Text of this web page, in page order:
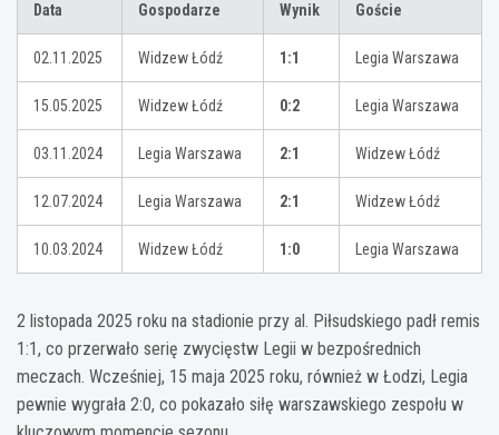
Data Gospodarze Wynik Goście
02.11.2025 Widzew Łódź 1:1 Legia Warszawa
15.05.2025 Widzew Łódź 0:2 Legia Warszawa
03.11.2024 Legia Warszawa 2:1 Widzew Łódź
12.07.2024 Legia Warszawa 2:1 Widzew Łódź
10.03.2024 Widzew Łódź 1:0 Legia Warszawa
2 listopada 2025 roku na stadionie przy al. Piłsudskiego padł remis
1:1, co przerwało serię zwycięstw Legii w bezpośrednich
meczach. Wcześniej, 15 maja 2025 roku, również w Łodzi, Legia
pewnie wygrała 2:0, co pokazało siłę warszawskiego zespołu w